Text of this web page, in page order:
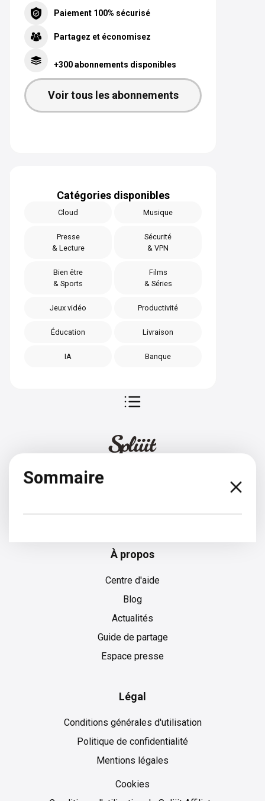
Paiement 100% sécurisé
Partagez et économisez
+300 abonnements disponibles
Voir tous les abonnements
Catégories disponibles
Cloud Musique
Presse
& Lecture
Sécurité
& VPN
Bien être
& Sports
Films
& Séries
Jeux vidéo Productivité
Éducation Livraison
IA Banque
Sommaire
À propos
Centre d'aide
Blog
Actualités
Guide de partage
Espace presse
Légal
Conditions générales d'utilisation
Politique de confidentialité
Mentions légales
Cookies
Cookies